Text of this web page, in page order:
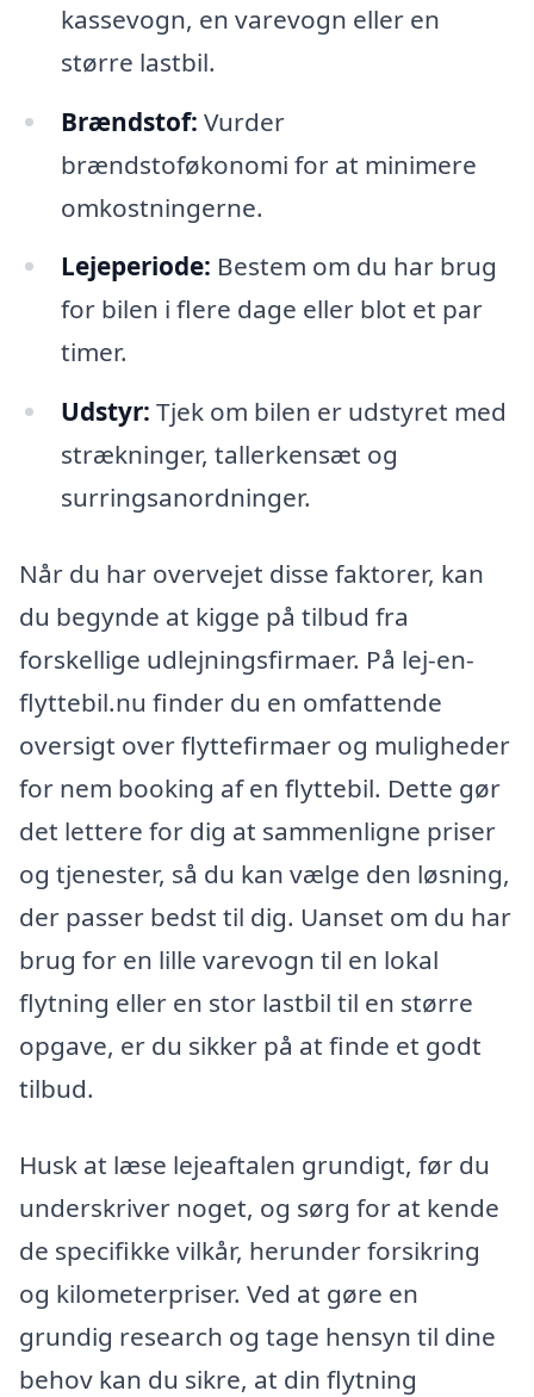
kassevogn, en varevogn eller en
større lastbil.
Brændstof: Vurder
brændstoføkonomi for at minimere
omkostningerne.
Lejeperiode: Bestem om du har brug
for bilen i flere dage eller blot et par
timer.
Udstyr: Tjek om bilen er udstyret med
strækninger, tallerkensæt og
surringsanordninger.
Når du har overvejet disse faktorer, kan
du begynde at kigge på tilbud fra
forskellige udlejningsfirmaer. På lej-en-
flyttebil.nu finder du en omfattende
oversigt over flyttefirmaer og muligheder
for nem booking af en flyttebil. Dette gør
det lettere for dig at sammenligne priser
og tjenester, så du kan vælge den løsning,
der passer bedst til dig. Uanset om du har
brug for en lille varevogn til en lokal
flytning eller en stor lastbil til en større
opgave, er du sikker på at finde et godt
tilbud.
Husk at læse lejeaftalen grundigt, før du
underskriver noget, og sørg for at kende
de specifikke vilkår, herunder forsikring
og kilometerpriser. Ved at gøre en
grundig research og tage hensyn til dine
behov kan du sikre, at din flytning